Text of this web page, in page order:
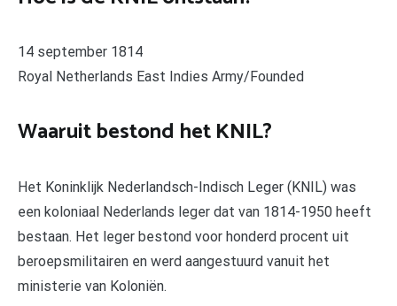
14 september 1814
Royal Netherlands East Indies Army/Founded
Waaruit bestond het KNIL?
Het Koninklijk Nederlandsch-Indisch Leger (KNIL) was
een koloniaal Nederlands leger dat van 1814-1950 heeft
bestaan. Het leger bestond voor honderd procent uit
beroepsmilitairen en werd aangestuurd vanuit het
ministerie van Koloniën.